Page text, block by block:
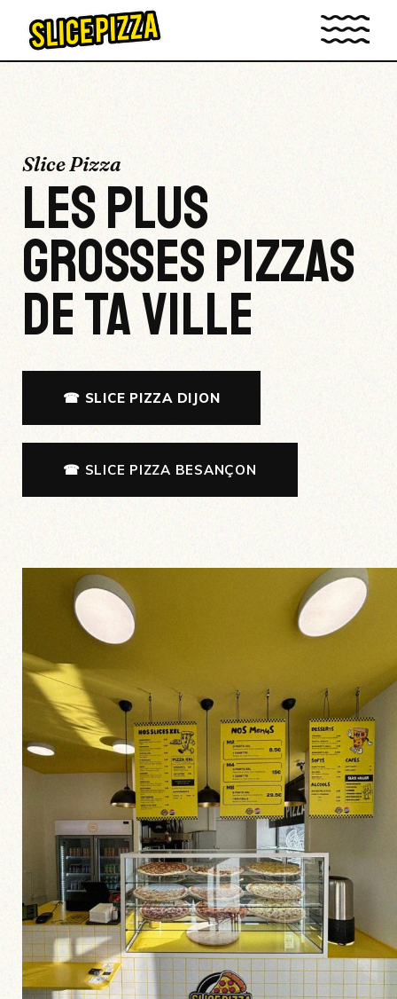
Slice Pizza
LESPLUS
GROSSESPIZZAS
DE TA VILLE
☎ SLICE PIZZA DIJON
☎ SLICE PIZZA BESANÇON